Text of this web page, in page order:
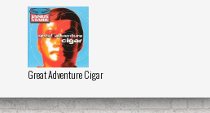
Great Adventure Cigar